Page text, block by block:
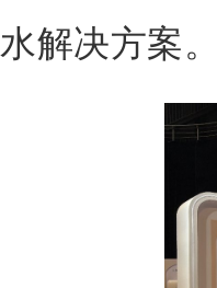
水解决方案。